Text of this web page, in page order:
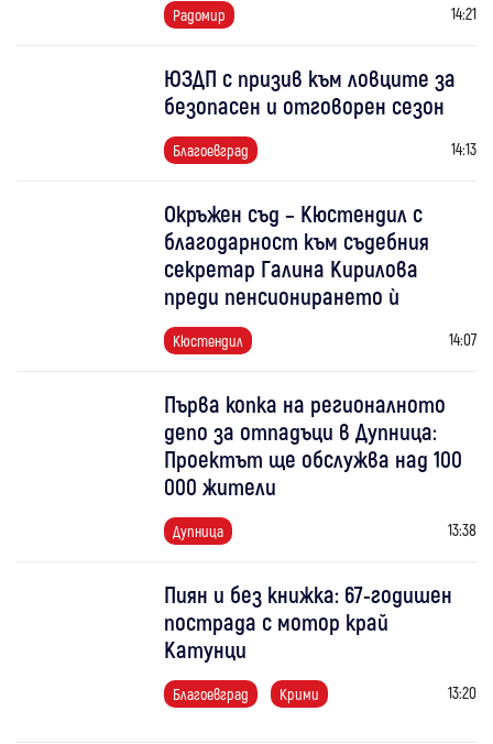
Радомир 14:21
ЮЗДП с призив към ловците за
безопасен и отговорен сезон
Благоевград 14:13
Окръжен съд – Кюстендил с
благодарност към съдебния
секретар Галина Кирилова
преди пенсионирането ѝ
Кюстендил 14:07
Първа копка на регионалното
депо за отпадъци в Дупница:
Проектът ще обслужва над 100
000 жители
Дупница 13:38
Пиян и без книжка: 67-годишен
пострада с мотор край
Катунци
Благоевград Крими 13:20